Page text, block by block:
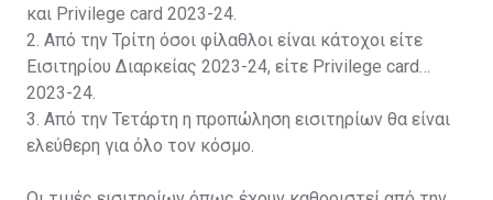
και Privilege card 2023-24.
2. Από την Τρίτη όσοι φίλαθλοι είναι κάτοχοι είτε
Εισιτηρίου Διαρκείας 2023-24, είτε Privilege card
2023-24.
3. Από την Τετάρτη η προπώληση εισιτηρίων θα είναι
ελεύθερη για όλο τον κόσμο.